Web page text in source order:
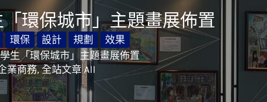
環保城市」主題畫展佈置
環保 設計 規劃
效果
生「環保城市」主題畫展佈置
業商務,全站文章 All